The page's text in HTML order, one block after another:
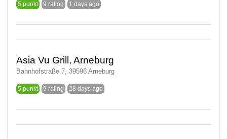
5 punkt 9 rating 1 days ago
Asia Vu Grill, Arneburg
Bahnhofstraße 7, 39596 Arneburg
5 punkt 9 rating 28 days ago